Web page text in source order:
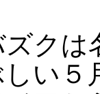
クは
い５